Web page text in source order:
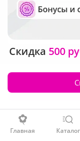
Рейтинг Русского
Главная Каталог
Скидка 500